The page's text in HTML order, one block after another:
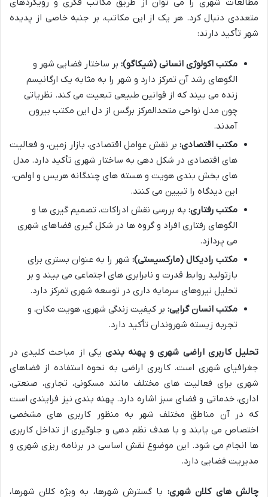
متعددی دنبال کرد. هر یک از این مکاتب، بر جنبه خاصی از پدیده
شهر تأکید دارند:
مکتب اکولوژی انسانی (شیکاگو): بر ساختار فضایی شهر و
الگوهای رشد آن تمرکز دارد و شهر را به مثابه یک ارگانیسم
زنده می بیند که از قوانین طبیعی تبعیت می کند. نظریاتی
چون مدل نواحی متحدالمرکز برگس از دل این مکتب بیرون
آمدند.
مکتب اقتصادی: بر نقش عوامل اقتصادی، بازار زمین، و فعالیت
های اقتصادی در شکل دهی به ساختار شهری تأکید دارد. مدل
های بخش بندی هویت و هسته های چندگانه هریس و اولمن،
این دیدگاه را تبیین می کنند.
مکتب رفتاری: به بررسی نقش ادراکات، تصمیم گیری ها و
الگوهای رفتاری افراد و گروه ها در شکل گیری فضاهای شهری
می پردازد.
مکتب رادیکال (مارکسیستی): شهر را به عنوان بستری برای
بازتولید روابط قدرت و نابرابری های اجتماعی می بیند و بر
تحلیل نیروهای سرمایه داری در توسعه شهری تمرکز دارد.
مکتب انسان گرایی: بر کیفیت زندگی شهری، هویت مکان، و
تجربه زیسته شهروندان تأکید دارد.
تحلیل کاربری اراضی شهری و پهنه بندی یکی از مباحث کلیدی در
جغرافیای شهری است. کاربری اراضی به نحوه استفاده از فضاهای
شهری برای فعالیت های مختلف مانند مسکونی، تجاری، صنعتی،
اداری، خدماتی و فضای سبز اشاره دارد. پهنه بندی نیز فرایندی است
که در آن مناطق مختلف شهر به منظور کاربری های مشخصی
اختصاص می یابند و با هدف نظم دهی و جلوگیری از تداخل کاربری
ها انجام می شود. این موضوع نقش اساسی در برنامه ریزی شهری و
مدیریت فضایی دارد.
چالش های کلان شهری: با گسترش شهرها، به ویژه کلان شهرها،